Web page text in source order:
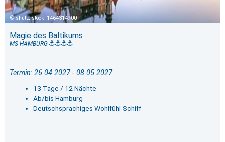
shutterstock_1464314900
Magie des Baltikums
MS HAMBURG
Termin: 26.04.2027 - 08.05.2027
13 Tage / 12 Nächte
Ab/bis Hamburg
Deutschsprachiges Wohlfühl-Schiff